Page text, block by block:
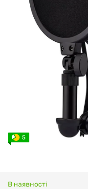
5
В наявності